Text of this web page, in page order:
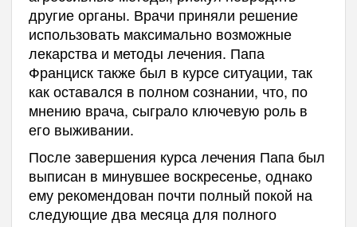
другие органы. Врачи приняли решение
использовать максимально возможные
лекарства и методы лечения. Папа
Франциск также был в курсе ситуации, так
как оставался в полном сознании, что, по
мнению врача, сыграло ключевую роль в
его выживании.
После завершения курса лечения Папа был
выписан в минувшее воскресенье, однако
ему рекомендован почти полный покой на
следующие два месяца для полного